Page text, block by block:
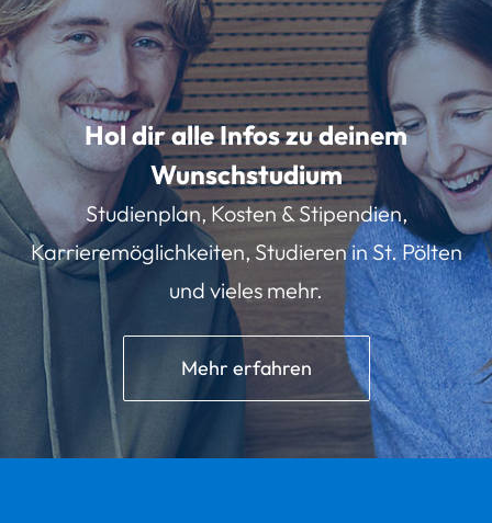
Hol dir alle Infos zu deinem
Wunschstudium
Studienplan, Kosten & Stipendien,
Karrieremöglichkeiten, Studieren in St. Pölten
und vieles mehr.
Mehr erfahren